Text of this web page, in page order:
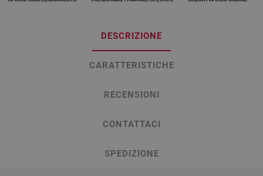
DESCRIZIONE
CARATTERISTICHE
RECENSIONI
CONTATTACI
SPEDIZIONE